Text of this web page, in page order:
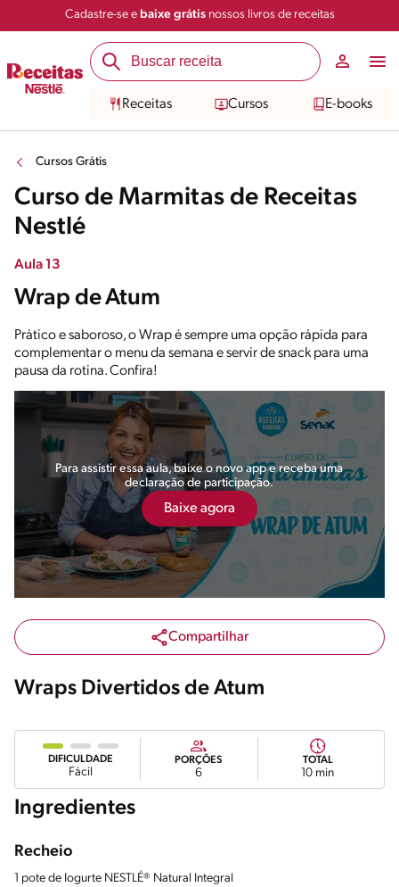
Cadastre-se e baixe grátisnossos livros de receitas
Receitas Cursos E-books
Cursos Grátis
Curso de Marmitas de Receitas
Nestlé
Aula 13
Wrap de Atum
Prático e saboroso, o Wrap é sempre uma opção rápida para
complementar o menu da semana e servir de snack para uma
pausa da rotina. Confira!
Para assistir essa aula, baixe o novo app e receba uma
declaração de participação.
Baixe agora
Compartilhar
Wraps Divertidos de Atum
DIFICULDADE
Fácil
PORÇÕES
6
TOTAL
10 min
Ingredientes
Recheio
1 pote de Iogurte NESTLÉ® Natural Integral